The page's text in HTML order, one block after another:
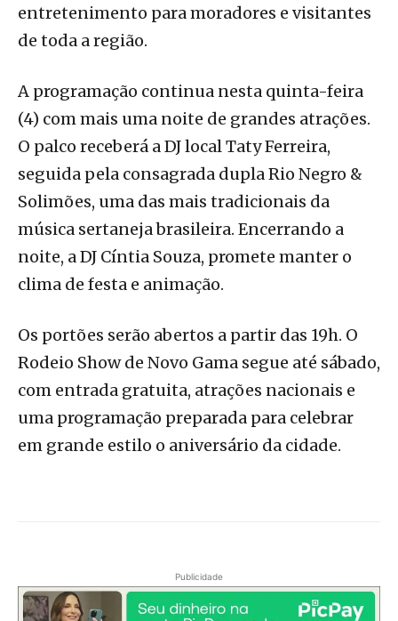
entretenimento para moradores e visitantes
de toda a região.
A programação continua nesta quinta-feira
(4) com mais uma noite de grandes atrações.
O palco receberá a DJ local Taty Ferreira,
seguida pela consagrada dupla Rio Negro &
Solimões, uma das mais tradicionais da
música sertaneja brasileira. Encerrando a
noite, a DJ Cíntia Souza, promete manter o
clima de festa e animação.
Os portões serão abertos a partir das 19h. O
Rodeio Show de Novo Gama segue até sábado,
com entrada gratuita, atrações nacionais e
uma programação preparada para celebrar
em grande estilo o aniversário da cidade.
Publicidade